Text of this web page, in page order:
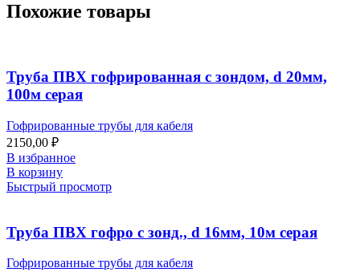
Похожие товары
Труба ПВХ гофрированная с зондом, d 20мм,
100м серая
Гофрированные трубы для кабеля
2150,00 ₽
В избранное
В корзину
Быстрый просмотр
Труба ПВХ гофро с зонд., d 16мм, 10м серая
Гофрированные трубы для кабеля